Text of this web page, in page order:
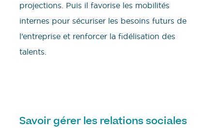
projections. Puis il favorise les mobilités
internes pour sécuriser les besoins futurs de
l’entreprise et renforcer la fidélisation des
talents.
Savoir gérer les relations sociales